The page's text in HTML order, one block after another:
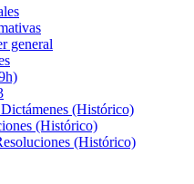
general
(Histórico)
(Histórico)
(Histórico)